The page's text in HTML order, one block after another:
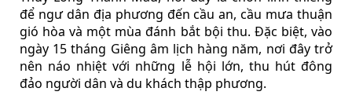
để ngư dân địa phương đến cầu an, cầu mưa thuận
gió hòa và một mùa đánh bắt bội thu. Đặc biệt, vào
ngày 15 tháng Giêng âm lịch hàng năm, nơi đây trở
nên náo nhiệt với những lễ hội lớn, thu hút đông
đảo người dân và du khách thập phương.